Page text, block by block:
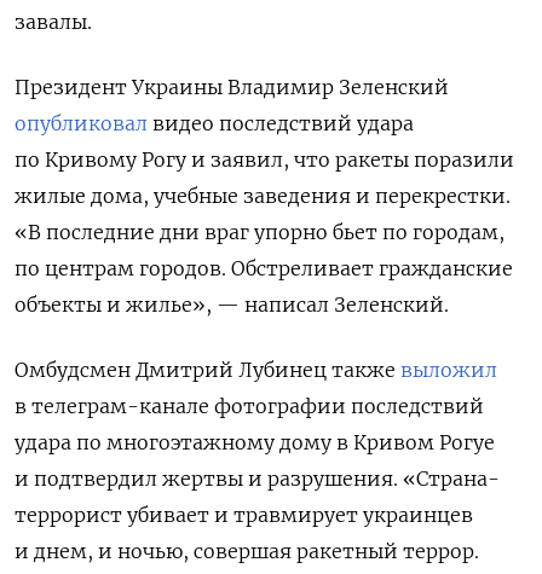
завалы.
Президент Украины Владимир Зеленский
опубликовал видео последствий удара
по Кривому Рогу и заявил, что ракеты поразили
жилые дома, учебные заведения и перекрестки.
«В последние дни враг упорно бьет по городам,
по центрам городов. Обстреливает гражданские
объекты и жилье», — написал Зеленский.
Омбудсмен Дмитрий Лубинец также выложил
в телеграм-канале фотографии последствий
удара по многоэтажному дому в Кривом Рогуе
и подтвердил жертвы и разрушения. «Страна-
террорист убивает и травмирует украинцев
и днем, и ночью, совершая ракетный террор.